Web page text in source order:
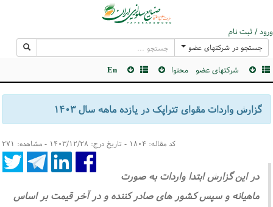
ورود / ثبت نام
جستجو در شرکتهای عضو
شرکتهای عضو محتوا En
گزارش واردات مقوای تتراپک در یازده ماهه سال ۱۴۰۳
کد مقاله: ۱۸۰۴ - تاریخ درج: ۱۴۰۳/۱۲/۲۸ - مشاهده: ۲۷۱
در این گزارش ابتدا واردات به صورت
ماهیانه و سپس کشور های صادر کننده و در آخر قیمت بر اساس